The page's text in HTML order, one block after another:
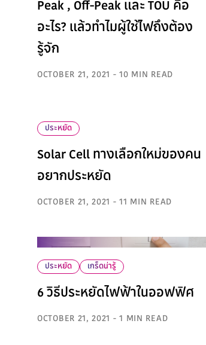
Peak , Off-Peak และ TOU คือ
อะไร? แล้วทำไมผู้ใช้ไฟถึงต้อง
รู้จัก
OCTOBER 21, 2021 - 10 MIN READ
ประหยัด
Solar Cell ทางเลือกใหม่ของคน
อยากประหยัด
OCTOBER 21, 2021 - 11 MIN READ
ประหยัด เกร็ดน่ารู้
6 วิธีประหยัดไฟฟ้าในออฟฟิศ
OCTOBER 21, 2021 - 1 MIN READ